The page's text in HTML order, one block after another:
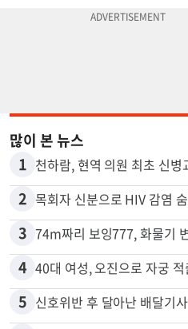
많이 본 뉴스
1
2 목회자 신분으로 HIV 감염
3
4 40대 여성, 오진으로 자궁